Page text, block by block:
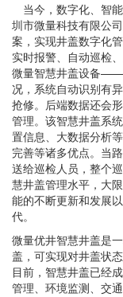
当今，数字化、智
圳市微量科技有限公
案 ，实现井盖数字化
实时报警、自动巡检
微量智慧井盖设备——
况，系统自动识别有
抢修。后端数据还会
管理。该智慧井盖系
置信息、大数据分析
完善等诸多优点。当
送给巡检人员，整个
慧井盖管理水平，大
能的不断更新和发展
代。
微量优井智慧井盖是
盖，可实现对井盖状
目前，智慧井盖已经
管理、环境监测、交